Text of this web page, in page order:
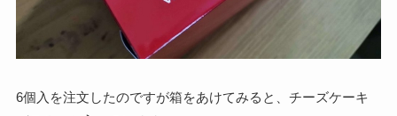
6個入を注文したのですが箱をあけてみると、チーズケーキ